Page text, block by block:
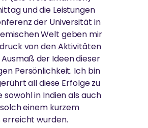
und die Leistungen
der Universität in
Welt geben mir
von den Aktivitäten
der Ideen dieser
Persönlichkeit. Ich bin
all diese Erfolge zu
sowohl in Indien als auch
einem kurzem
erreicht wurden.